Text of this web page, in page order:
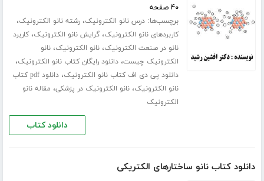
۴۰ صفحه
برچسب‌ها:درس نانو الکترونیک،رشته نانو الکترونیک،
کاربردهای نانو الکترونیک،گرایش نانو الکترونیک،کاربرد
نانو در صنعت الکترونیک،نانو الکترونیک،نانو
الکترونیک چیست،دانلود رایگان کتاب نانو الکترونیک،
دانلود پی دی اف کتاب نانو الکترونیک،
دانلود pdf کتاب
نانو الکترونیک،نانو الکترونیک در پزشکی، مقاله نانو
الکترونیک
دانلود کتاب
دانلود کتاب نانو ساختارهای الکتریکی